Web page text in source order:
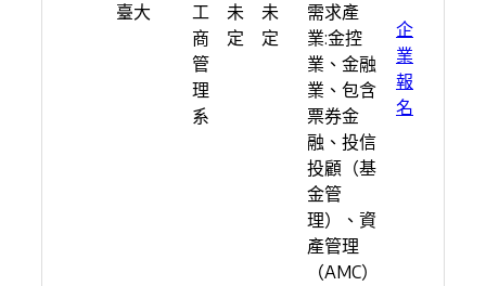
臺大
工
商
管
理
系
未
定
未
定
需求產
業:金控
業、金融
業、包含
票券金
融、投信
投顧（基
金管
理）、資
產管理
（AMC）
企
業
報
名